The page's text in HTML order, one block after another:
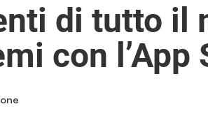
di tutto il
con l’App